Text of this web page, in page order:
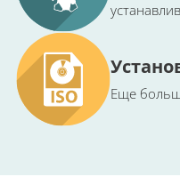
Еще